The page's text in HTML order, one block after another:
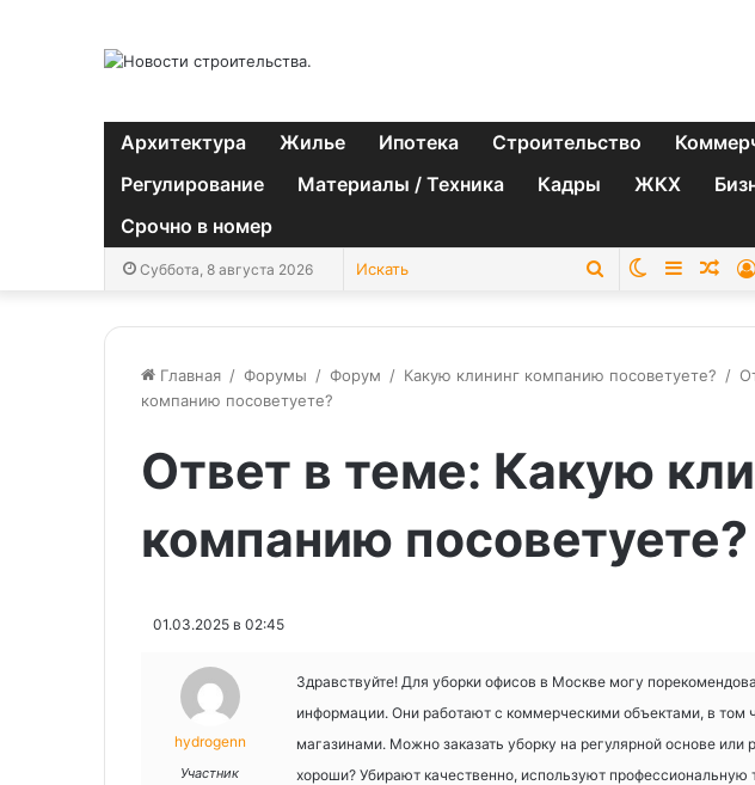
Архитектура Жилье Ипотека Строительство
Регулирование
Материалы / Техника Кадры ЖКХ
Срочно в номер
Суббота, 8 августа 2026 Искать SwitchSidebar
Главная / Форумы / Форум / Какую клининг компанию посоветуете? /
компанию посоветуете?
Ответ в теме: Какую
компанию посоветуете?
01.03.2025 в 02:45
hydrogenn
Участник
Здравствуйте! Для уборки офисов в Москве могу
информации. Они работают с коммерческими объектами, в том
магазинами. Можно заказать уборку на регулярной основе
хороши? Убирают качественно, используют профессиональную